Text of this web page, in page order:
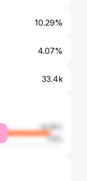
10.29%
4.07%
33.4k
92.85%
7.15%